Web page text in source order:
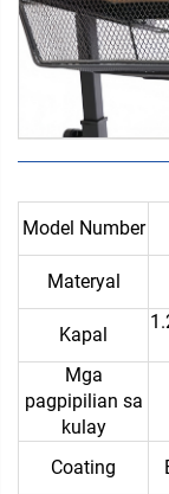
Model Number
Materyal
Kapal
Mga
pagpipilian sa
kulay
Coating